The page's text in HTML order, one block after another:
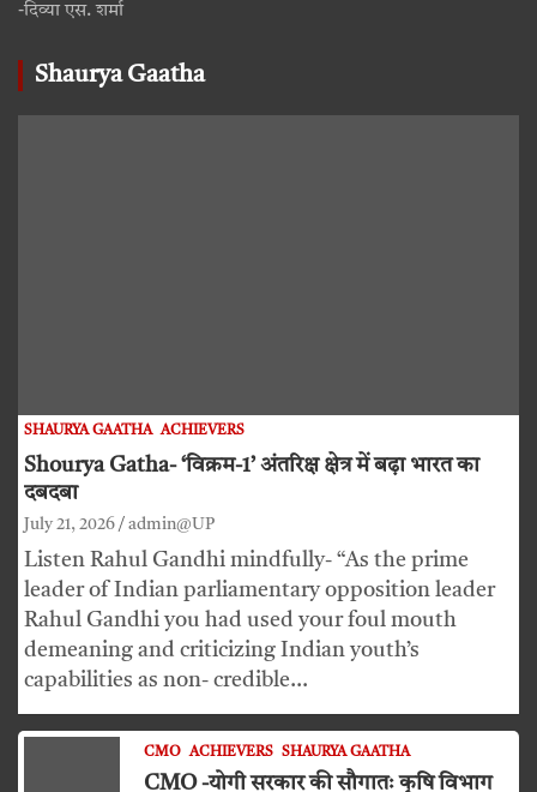
-दिव्या एस. शर्मा
Shaurya Gaatha
SHAURYA GAATHA ACHIEVERS
Shourya Gatha- ‘विक्रम-1’ अंतरिक्ष क्षेत्र में बढ़ा भारत का
दबदबा
July 21, 2026 admin@UP
Listen Rahul Gandhi mindfully- “As the prime
leader of Indian parliamentary opposition leader
Rahul Gandhi you had used your foul mouth
demeaning and criticizing Indian youth’s
capabilities as non- credible…
CMO ACHIEVERS SHAURYA GAATHA
CMO -योगी सरकार की सौगातः कृषि विभाग